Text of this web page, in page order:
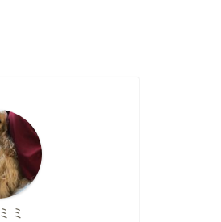
ミ